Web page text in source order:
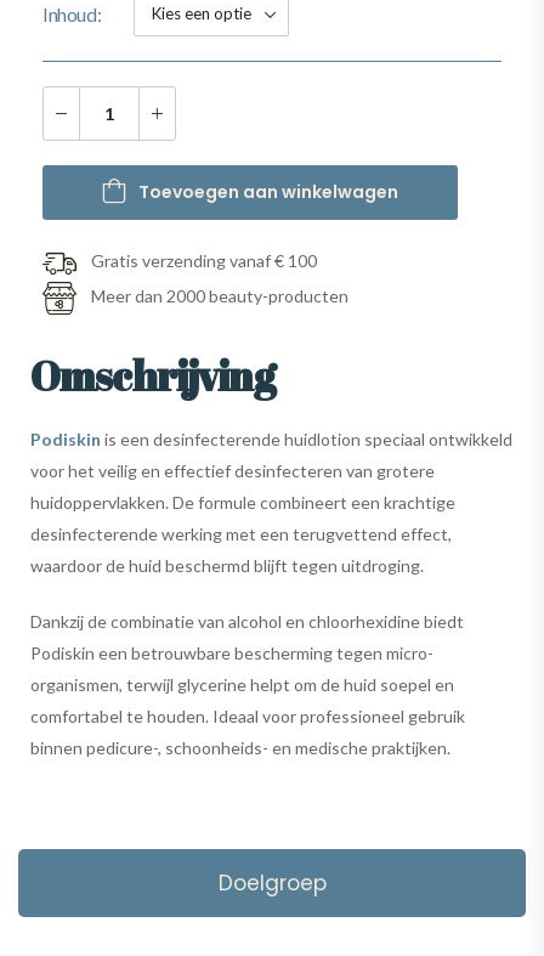
Inhoud
Toevoegen aan winkelwagen
Gratis verzending vanaf € 100
Meer dan 2000 beauty-producten
Omschrijving
Podiskin is een desinfecterende huidlotion speciaal ontwikkeld
voor het veilig en effectief desinfecteren van grotere
huidoppervlakken. De formule combineert een krachtige
desinfecterende werking met een terugvettend effect,
waardoor de huid beschermd blijft tegen uitdroging.
Dankzij de combinatie van alcohol en chloorhexidine biedt
Podiskin een betrouwbare bescherming tegen micro-
organismen, terwijl glycerine helpt om de huid soepel en
comfortabel te houden. Ideaal voor professioneel gebruik
binnen pedicure-, schoonheids- en medische praktijken.
Doelgroep